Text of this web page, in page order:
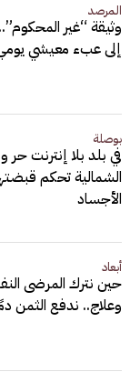
المرصد
وثيقة “غير
إلى عبء معيشي
بوصلة
في بلد بلا إنترنت حر
الشمالية تحكم
الأجساد
أبعاد
حين نترك المرضى
وعلاج.. ندفع الثمن